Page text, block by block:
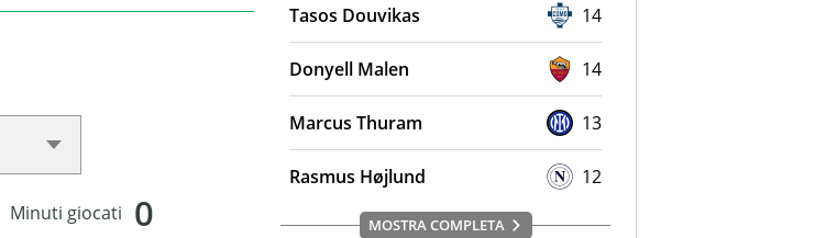
0
Minuti giocati
Tasos Douvikas 14
Donyell Malen 14
Marcus Thuram 13
Rasmus Højlund 12
MOSTRA COMPLETA